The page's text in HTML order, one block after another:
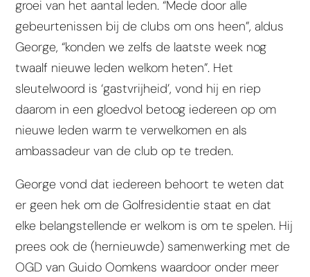
groei van het aantal leden. “Mede door alle
gebeurtenissen bij de clubs om ons heen”, aldus
George, “konden we zelfs de laatste week nog
twaalf nieuwe leden welkom heten”. Het
sleutelwoord is ‘gastvrijheid’, vond hij en riep
daarom in een gloedvol betoog iedereen op om
nieuwe leden warm te verwelkomen en als
ambassadeur van de club op te treden.
George vond dat iedereen behoort te weten dat
er geen hek om de Golfresidentie staat en dat
elke belangstellende er welkom is om te spelen. Hij
prees ook de (hernieuwde) samenwerking met de
OGD van Guido Oomkens waardoor onder meer